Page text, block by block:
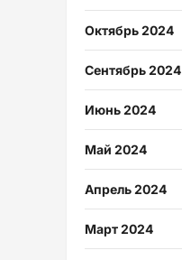
Октябрь 2024
Сентябрь 2024
Июнь 2024
Май 2024
Апрель 2024
Март 2024